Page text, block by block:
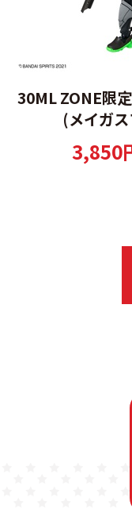
30ML ZONE限
(メイガ
3,850